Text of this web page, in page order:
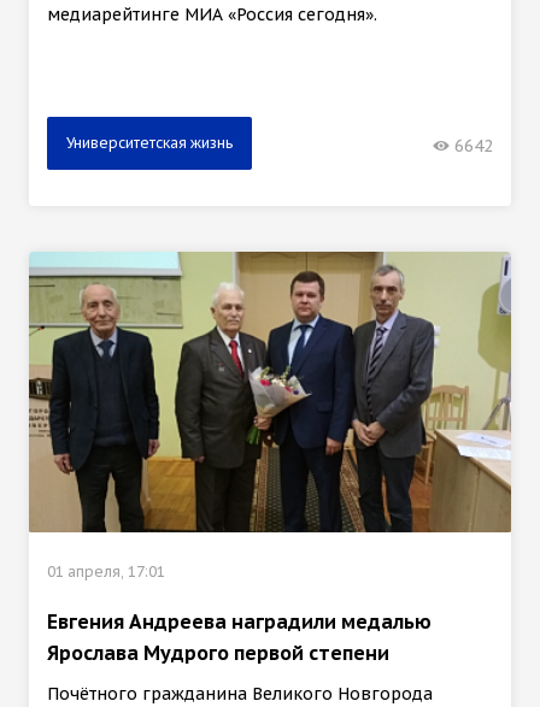
медиарейтинге МИА «Россия сегодня».
Университетская жизнь 6642
01 апреля, 17:01
Евгения Андреева наградили медалью
Ярослава Мудрого первой степени
Почётного гражданина Великого Новгорода